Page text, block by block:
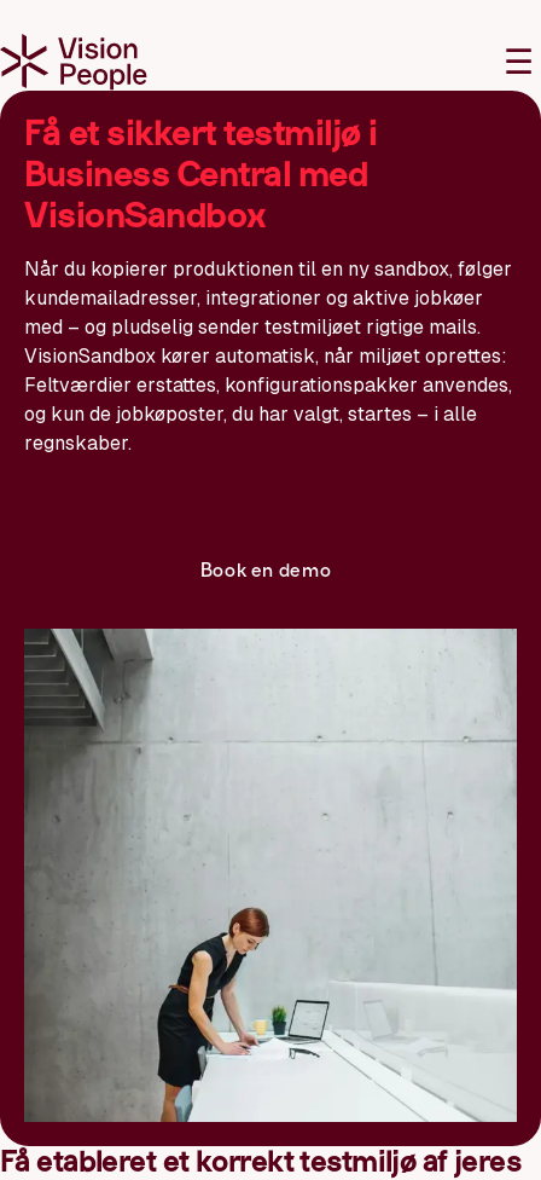
☰
Få et sikkert testmiljø i
Business Central med
VisionSandbox
Når du kopierer produktionen til en ny sandbox, følger
kundemailadresser, integrationer og aktive jobkøer
med – og pludselig sender testmiljøet rigtige mails.
VisionSandbox kører automatisk, når miljøet oprettes:
Feltværdier erstattes, konfigurationspakker anvendes,
og kun de jobkøposter, du har valgt, startes – i alle
regnskaber.
Book en demo
Få etableret et korrekt testmiljø af jeres